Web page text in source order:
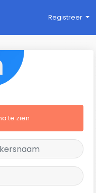
Registreer
te zien